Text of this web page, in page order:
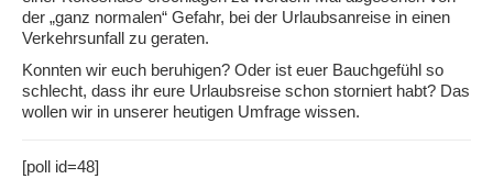
der „ganz normalen“ Gefahr, bei der Urlaubsanreise in einen
Verkehrsunfall zu geraten.
Konnten wir euch beruhigen? Oder ist euer Bauchgefühl so
schlecht, dass ihr eure Urlaubsreise schon storniert habt? Das
wollen wir in unserer heutigen Umfrage wissen.
[poll id=48]